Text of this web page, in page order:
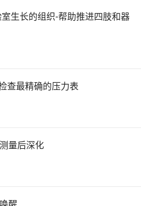
生长的组织-帮助推进四肢和器
查最精确的压力表
量后深化